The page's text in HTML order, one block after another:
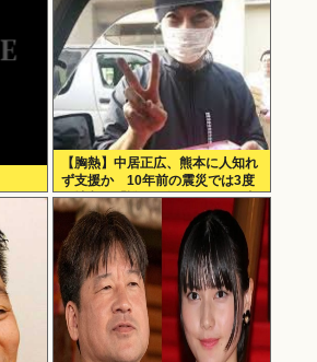
【胸熱】中居正広、熊本に人知れ
ず支援か 10年前の震災では3度
現地入り「誰にも知られなくて良
い」